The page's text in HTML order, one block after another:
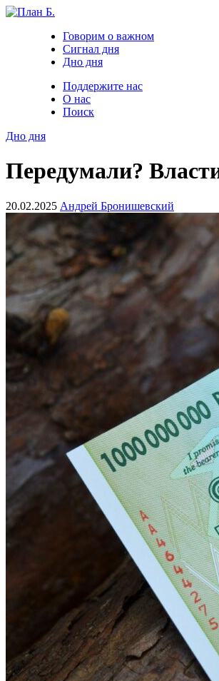
Говорим о важном
Сигнал дня
Дно дня
Поддержите нас
О нас
Поиск
Дно дня
Передумали?
20.02.2025 Андрей Бронишевский